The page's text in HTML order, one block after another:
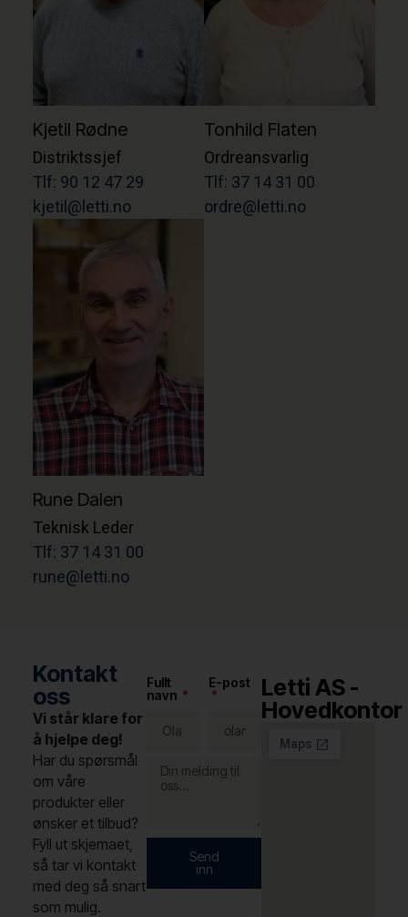
Kjetil Rødne
Distriktssjef
Tlf: 90 12 47 29
kjetil@letti.no
Tonhild Flaten
Ordreansvarlig
Tlf: 37 14 31 00
ordre@letti.no
Rune Dalen
Teknisk Leder
Tlf: 37 14 31 00
rune@letti.no
Kontakt
oss
Vi står klare for
å hjelpe deg!
Har du spørsmål
om våre
produkter eller
ønsker et tilbud?
Fyll ut skjemaet,
så tar vi kontakt
med deg så snart
som mulig.
Fullt
navn
E-post
Send
inn
Letti AS -
Hovedkontor